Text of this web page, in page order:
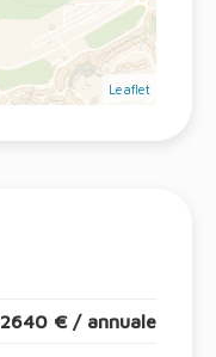
Leaflet
2640 € / annuale